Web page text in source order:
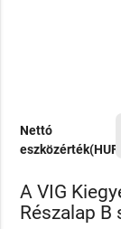
Nettó
eszközérték(HUF)
A VIG
Részalap